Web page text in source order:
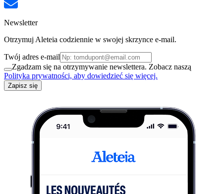
Newsletter
Otrzymuj Aleteia codziennie w swojej skrzynce e-mail.
Twój adres e-mail
Zgadzam się na otrzymywanie newslettera. Zobacz naszą
Polityka prywatności, aby dowiedzieć się więcej.
Zapisz się